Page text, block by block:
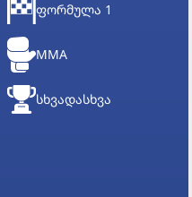
ᲤᲝᲠᲛᲣᲚᲐ 1
MMA
ᲡᲮᲕᲐᲓᲐᲡᲮᲕᲐ